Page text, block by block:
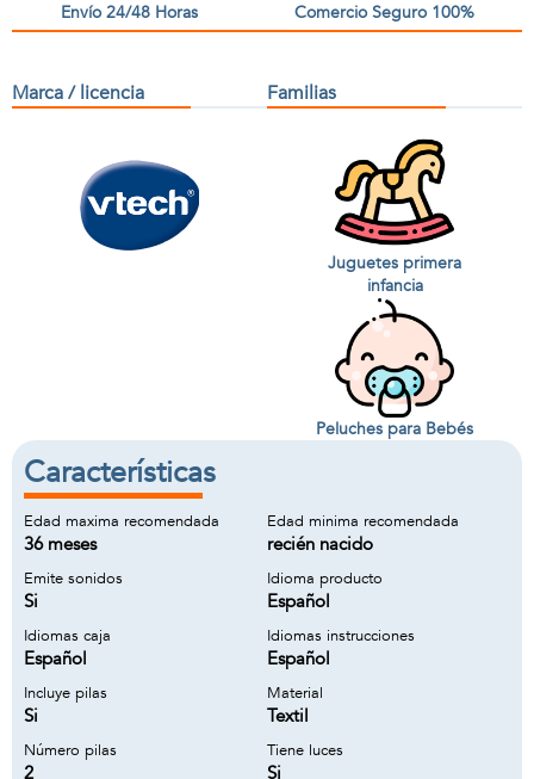
Envío 24/48 Horas Comercio Seguro 100%
Marca / licencia Familias
Juguetes primera
infancia
Peluches para Bebés
Características
Edad maxima recomendada
36 meses
Edad minima recomendada
recién nacido
Emite sonidos
Si
Idioma producto
Español
Idiomas caja
Español
Idiomas instrucciones
Español
Incluye pilas
Si
Material
Textil
Número pilas
2
Tiene luces
Si